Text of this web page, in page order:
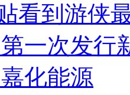
看到游侠
一次发行
化能源